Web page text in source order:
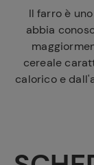
Il farro è
abbia
cereale
calorico e